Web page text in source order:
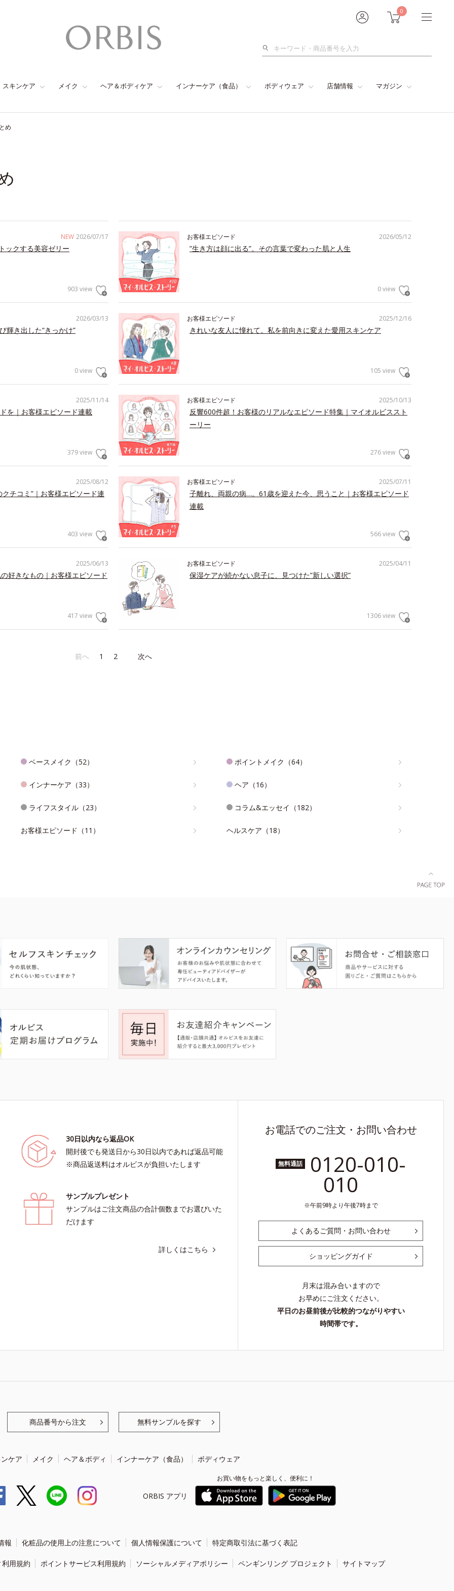
0
検
スキンケア メイク ヘア＆ボディケア インナーケア（食品） ボディウェア 店舗情報 マガジン
め
NEW 2026/07/17
ックする美容ゼリー
903 view
2026/05/12
お客様エピソード
”生き方は顔に出る”。その言葉で変わった肌と人生
0 view
2026/03/13
輝き出した“きっかけ”
0 view
2025/12/16
お客様エピソード
きれいな友人に憧れて。私を前向きに変えた愛用スキンケア
105 view
2025/11/14
を｜お客様エピソード連載
379 view
2025/10/13
お客様エピソード
反響600件超！お客様のリアルなエピソード特集｜マイオルビススト
ーリー
276 view
2025/08/12
チコミ”｜お客様エピソード連
403 view
2025/07/11
お客様エピソード
子離れ、両親の病…。61歳を迎えた今、思うこと｜お客様エピソード
連載
566 view
2025/06/13
好きなもの｜お客様エピソード
417 view
2025/04/11
お客様エピソード
保湿ケアが続かない息子に、見つけた”新しい選択”
1306 view
前へ 1 2 次へ
ベースメイク（52） ポイントメイク（64）
インナーケア（33） ヘア（16）
ライフスタイル（23） コラム&エッセイ（182）
お客様エピソード（11） ヘルスケア（18）
30日以内なら返品OK
開封後でも発送日から30日以内であれば返品可能
※商品返送料はオルビスが負担いたします
サンプルプレゼント
サンプルはご注文商品の合計個数までお選びいた
だけます
詳しくはこちら
お電話でのご注文・お問い合わせ
無料通話 0120-010-
010
午前9時より午後7時まで
よくあるご質問・お問い合わせ
ショッピングガイド
月末は混み合いますので
お早めにご注文ください。
平日のお昼前後が比較的つながりやすい
時間帯です。
商品番号から注文 無料サンプルを探す
ケア メイク ヘア＆ボディ インナーケア（食品） ボディウェア
ORBIS アプリ
お買い物をもっと楽しく、便利に！
報 化粧品の使用上の注意について 個人情報保護について 特定商取引法に基づく表記
用規約 ポイントサービス利用規約 ソーシャルメディアポリシー ペンギンリング プロジェクト サイトマップ